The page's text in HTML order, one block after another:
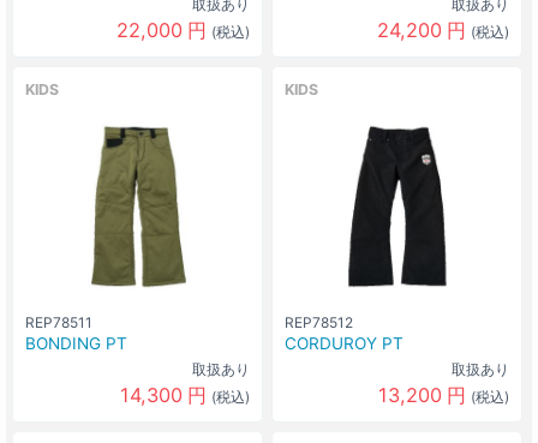
カラー
カラー
EARTHｘBURGUNDY(139Px977)
サイズ
150
なし
カラー
EARTHｘBURGUNDY(139Px977)
140
MINTｘMINT(577Px532)
取扱あり
22,000 円 (税込)
取扱あり
24,200 円 (税込)
KIDS
REP78511
BONDING PT
取扱あり
14,300 円 (税込)
KIDS
REP78512
CORDUROY PT
取扱あり
13,200 円 (税込)